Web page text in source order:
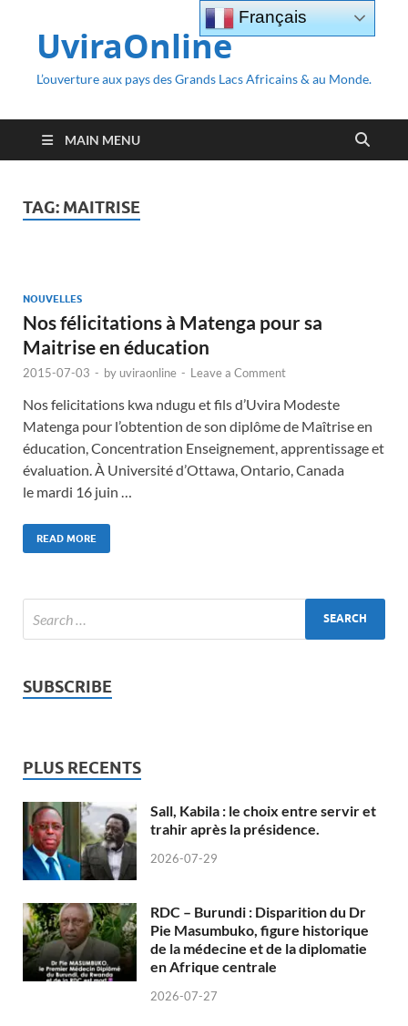
UviraOnline
L’ouverture aux pays des Grands Lacs Africains & au Monde.
MAIN MENU
TAG: MAITRISE
NOUVELLES
Nos félicitations à Matenga pour sa
Maitrise en éducation
2015-07-03 - byuviraonline - Leave a Comment
Nos felicitations kwa ndugu et fils d’Uvira Modeste
Matenga pour l’obtention de son diplôme de Maîtrise en
éducation, Concentration Enseignement, apprentissage et
évaluation. À Université d’Ottawa, Ontario, Canada
le mardi 16 juin …
READ MORE
SUBSCRIBE
PLUS RECENTS
Sall, Kabila : le choix entre servir et
trahir après la présidence.
2026-07-29
RDC – Burundi : Disparition du Dr
Pie Masumbuko, figure historique
de la médecine et de la diplomatie
en Afrique centrale
2026-07-27
Français